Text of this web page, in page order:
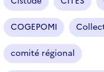
COGEPOMI
comité régional